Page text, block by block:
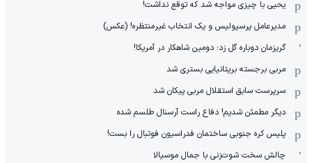
یحیی با چیزی مواجه شد که توقع نداشت!
مدیرعامل پرسپولیس و یک انتخاب غیرمنتظره! (عکس)
گریزمان دوباره گل زد؛ دومین شاهکار در آمریکا!
مربی برجسته بریتانیایی بستری شد
سرپرست سابق استقلال مربی پیکان شد
دیگر مطمئن شدیم! دفاع راست آرسنال طلسم شده
پلیس کره ‌جنوبی ساختمان فدراسیون فوتبال را بست!
چالش سخت شوت‌زنی با جمال موسیالا